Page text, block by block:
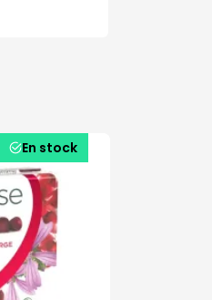
En stock